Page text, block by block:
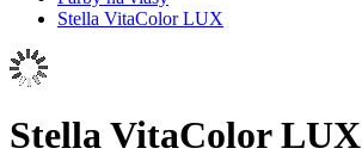
Stella VitaColor LUX
Stella VitaColor LUX